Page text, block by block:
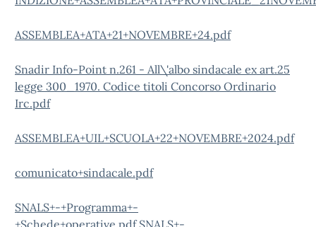
ASSEMBLEA+ATA+21+NOVEMBRE+24.pdf
Snadir Info-Point n.261 - All\'albo sindacale ex art.25
legge 300_1970. Codice titoli Concorso Ordinario
Irc.pdf
ASSEMBLEA+UIL+SCUOLA+22+NOVEMBRE+2024.pdf
comunicato+sindacale.pdf
SNALS+-+Programma+-
+Schede+operative.pdf SNALS+-